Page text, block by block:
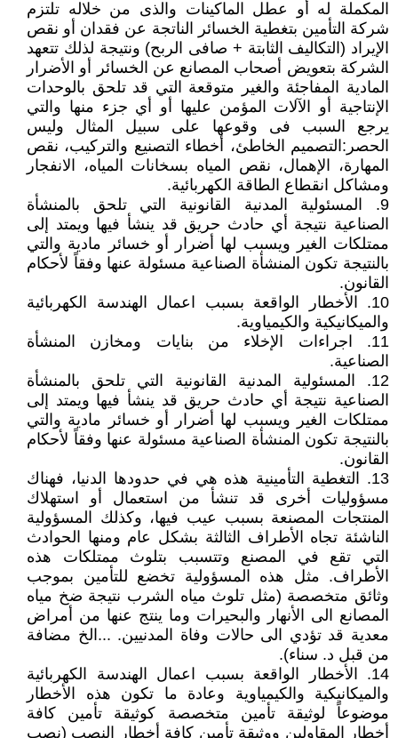
المكملة له أو عطل الماكينات والذى من خلاله تلتزم
شركة التأمين بتغطية الخسائر الناتجة عن فقدان أو نقص
الإيراد (التكاليف الثابتة + صافى الربح) ونتيجة لذلك تتعهد
الشركة بتعويض أصحاب المصانع عن الخسائر أو الأضرار
المادية المفاجئة والغير متوقعة التي قد تلحق بالوحدات
الإنتاجية أو الآلات المؤمن عليها أو أي جزء منها والتي
يرجع السبب فى وقوعها على سبيل المثال وليس
الحصر:التصميم الخاطئ، أخطاء التصنيع والتركيب، نقص
المهارة، الإهمال، نقص المياه بسخانات المياه، الانفجار
ومشاكل انقطاع الطاقة الكهربائية.
9. المسئولية المدنية القانونية التي تلحق بالمنشأة
الصناعية نتيجة أي حادث حريق قد ينشأ فيها ويمتد إلى
ممتلكات الغير ويسبب لها أضرار أو خسائر مادية والتي
بالنتيجة تكون المنشأة الصناعية مسئولة عنها وفقاً لأحكام
القانون.
10. الأخطار الواقعة بسبب اعمال الهندسة الكهربائية
والميكانيكية والكيمياوية.
11. اجراءات الإخلاء من بنايات ومخازن المنشأة
الصناعية.
12. المسئولية المدنية القانونية التي تلحق بالمنشأة
الصناعية نتيجة أي حادث حريق قد ينشأ فيها ويمتد إلى
ممتلكات الغير ويسبب لها أضرار أو خسائر مادية والتي
بالنتيجة تكون المنشأة الصناعية مسئولة عنها وفقاً لأحكام
القانون.
13. التغطية التأمينية هذه هي في حدودها الدنيا، فهناك
مسؤوليات أخرى قد تنشأ من استعمال أو استهلاك
المنتجات المصنعة بسبب عيب فيها، وكذلك المسؤولية
الناشئة تجاه الأطراف الثالثة بشكل عام ومنها الحوادث
التي تقع في المصنع وتتسبب بتلوث ممتلكات هذه
الأطراف. مثل هذه المسؤولية تخضع للتأمين بموجب
وثائق متخصصة (مثل تلوث مياه الشرب نتيجة ضخ مياه
المصانع الى الأنهار والبحيرات وما ينتج عنها من أمراض
معدية قد تؤدي الى حالات وفاة المدنيين. ...الخ مضافة
من قبل د. سناء).
14. الأخطار الواقعة بسبب اعمال الهندسة الكهربائية
والميكانيكية والكيمياوية وعادة ما تكون هذه الأخطار
موضوعاً لوثيقة تأمين متخصصة كوثيقة تأمين كافة
أخطار المقاولين ووثيقة تأمين كافة أخطار النصب (نصب